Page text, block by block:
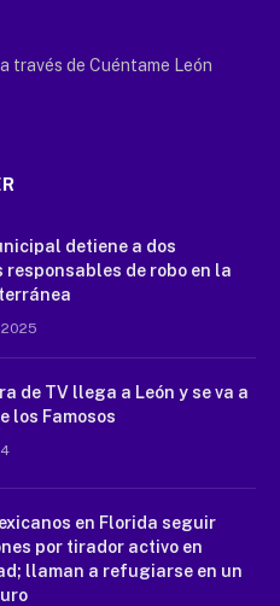
través de Cuéntame León
detiene a dos
responsables de robo en la
de TV llega a León y se va a
los Famosos
en Florida seguir
por tirador activo en
llaman a refugiarse en un